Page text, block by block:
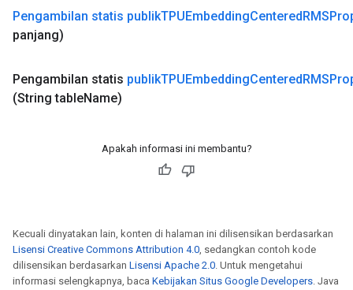
Pengambilan statis publikTPUEmbeddingCentered
panjang)
Pengambilan statis publikTPUEmbeddingCentered
(String tableName)
Apakah informasi ini membantu?
Kecuali dinyatakan lain, konten di halaman ini dilisensikan berdasarkan
Lisensi Creative Commons Attribution 4.0, sedangkan contoh kode
dilisensikan berdasarkan Lisensi Apache 2.0. Untuk mengetahui
informasi selengkapnya, baca Kebijakan Situs Google Developers. Java